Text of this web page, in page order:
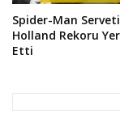
Spider-Man
Holland Rekoru
Etti